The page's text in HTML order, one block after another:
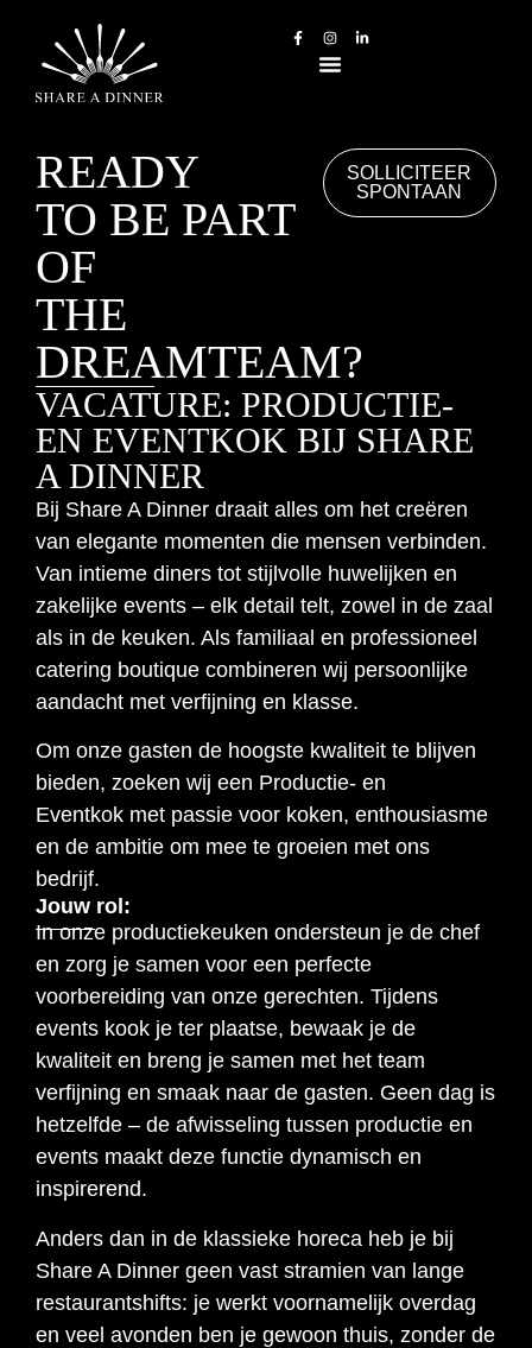
READY
TO BE PART
OF
THE
DREAMTEAM?
SOLLICITEER
SPONTAAN
VACATURE: PRODUCTIE-
EN EVENTKOK BIJ SHARE
A DINNER
Bij Share A Dinner draait alles om het creëren
van elegante momenten die mensen verbinden.
Van intieme diners tot stijlvolle huwelijken en
zakelijke events – elk detail telt, zowel in de zaal
als in de keuken. Als familiaal en professioneel
catering boutique combineren wij persoonlijke
aandacht met verfijning en klasse.
Om onze gasten de hoogste kwaliteit te blijven
bieden, zoeken wij een Productie- en
Eventkok met passie voor koken, enthousiasme
en de ambitie om mee te groeien met ons
bedrijf.
Jouw rol:
In onze productiekeuken ondersteun je de chef
en zorg je samen voor een perfecte
voorbereiding van onze gerechten. Tijdens
events kook je ter plaatse, bewaak je de
kwaliteit en breng je samen met het team
verfijning en smaak naar de gasten. Geen dag is
hetzelfde – de afwisseling tussen productie en
events maakt deze functie dynamisch en
inspirerend.
Anders dan in de klassieke horeca heb je bij
Share A Dinner geen vast stramien van lange
restaurantshifts: je werkt voornamelijk overdag
en veel avonden ben je gewoon thuis, zonder de